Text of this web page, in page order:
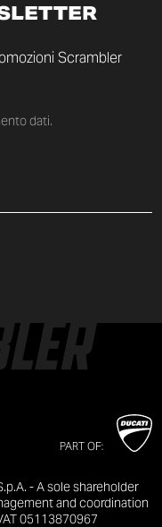
Scrambler
dati.
PART OF:
- A sole shareholder
and coordination
05113870967